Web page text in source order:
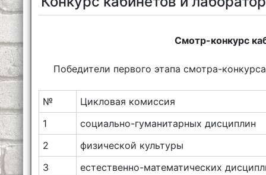
Смотр-конкурс
Победители первого этапа смотра-
№
Цикловая комиссия
1
социально-гуманитарных дисциплин
2
физической культуры
3
естественно-математических